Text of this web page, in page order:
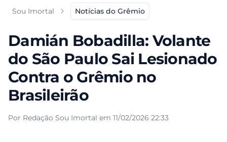
Sou Imortal Notícias do Grêmio
Damián Bobadilla: Volante
do São Paulo Sai Lesionado
Contra o Grêmio no
Brasileirão
Por Redação Sou Imortal em 11/02/2026 22:33